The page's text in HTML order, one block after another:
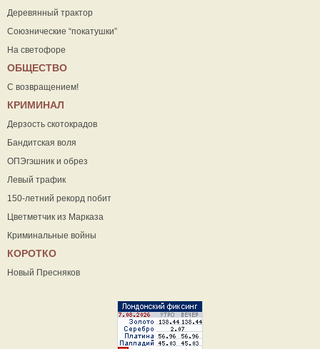
Деревянный трактор
Союзнические “покатушки”
На светофоре
ОБЩЕСТВО
С возвращением!
КРИМИНАЛ
Дерзость скотокрадов
Бандитская воля
ОПЭгэшник и обрез
Левый трафик
150-летний рекорд побит
Цветметчик из Марказа
Криминальные войны
КОРОТКО
Новый Пресняков